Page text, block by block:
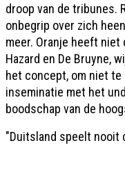
droop van de tribunes.
onbegrip over zich
meer. Oranje heeft
Hazard en De Bruyne,
het concept, om niet te
inseminatie met het
boodschap van de
"Duitsland speelt nooit